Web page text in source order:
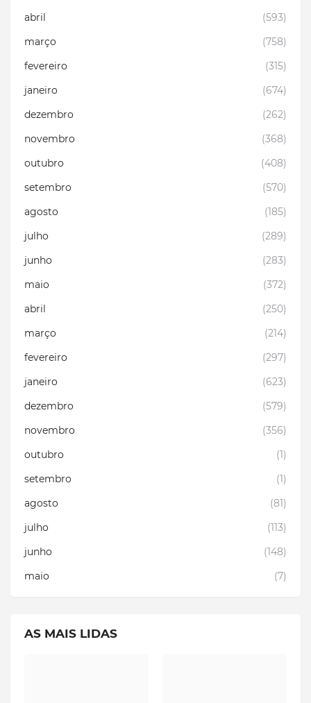
abril
(593)
março
(758)
fevereiro
(315)
janeiro
(674)
dezembro
(262)
novembro
(368)
outubro
(408)
setembro
(570)
agosto
(185)
julho
(289)
junho
(283)
maio
(372)
abril
(250)
março
(214)
fevereiro
(297)
janeiro
(623)
dezembro
(579)
novembro
(356)
outubro
(1)
setembro
(1)
agosto
(81)
julho
(113)
junho
(148)
maio
(7)
AS MAIS LIDAS